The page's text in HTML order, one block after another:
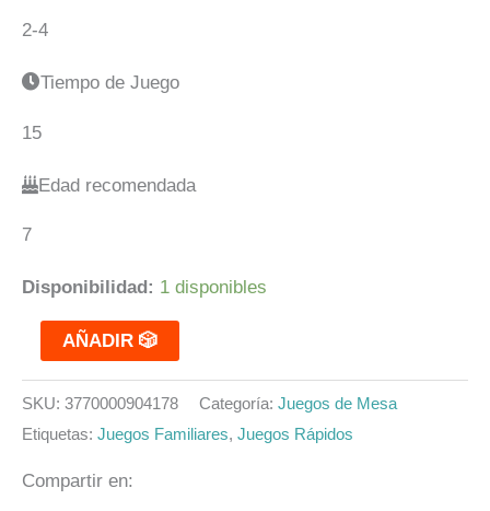
2-4
Tiempo de Juego
15
Edad recomendada
7
Disponibilidad: 1 disponibles
AÑADIR 🎲
SKU: 3770000904178 Categoría: Juegos de Mesa
Etiquetas: Juegos Familiares, Juegos Rápidos
Compartir en: